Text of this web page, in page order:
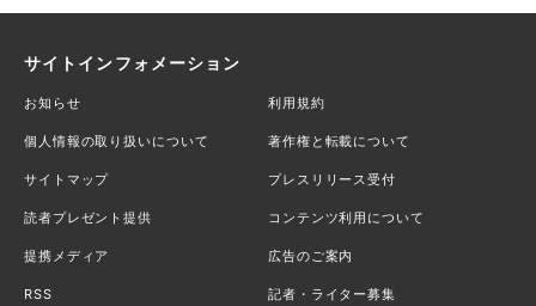
サイトインフォメーション
お知らせ 利用規約
個人情報の取り扱いについて 著作権と転載について
サイトマップ プレスリリース受付
読者プレゼント提供 コンテンツ利用について
提携メディア 広告のご案内
RSS 記者・ライター募集